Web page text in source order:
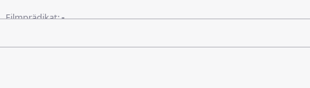
Filmprädikat:-